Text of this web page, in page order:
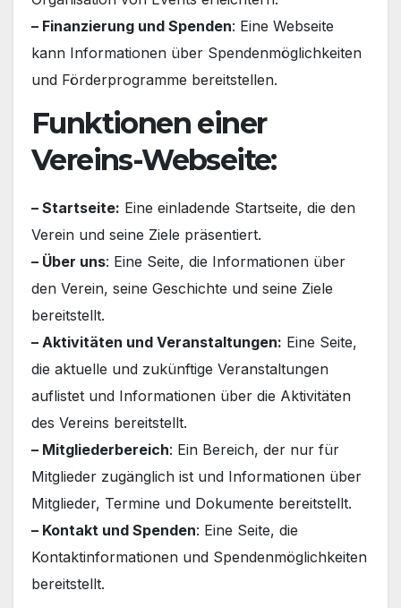
– Finanzierung und Spenden: Eine Webseite
kann Informationen über Spendenmöglichkeiten
und Förderprogramme bereitstellen.
Funktionen einer
Vereins-Webseite:
– Startseite: Eine einladende Startseite, die den
Verein und seine Ziele präsentiert.
– Über uns: Eine Seite, die Informationen über
den Verein, seine Geschichte und seine Ziele
bereitstellt.
– Aktivitäten und Veranstaltungen: Eine Seite,
die aktuelle und zukünftige Veranstaltungen
auflistet und Informationen über die Aktivitäten
des Vereins bereitstellt.
– Mitgliederbereich: Ein Bereich, der nur für
Mitglieder zugänglich ist und Informationen über
Mitglieder, Termine und Dokumente bereitstellt.
– Kontakt und Spenden: Eine Seite, die
Kontaktinformationen und Spendenmöglichkeiten
bereitstellt.